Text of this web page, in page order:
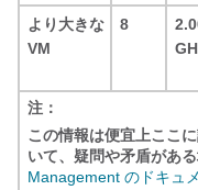
より大きな
VM
8
注：
この情報は便宜上ここ
いて、疑問や矛盾がある
Management のドキュ